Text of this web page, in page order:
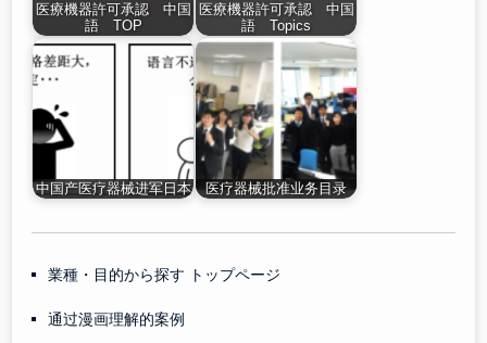
医療機器許可承認 中国
語 TOP
医療機器許可承認 中国
語 Topics
中国产医疗器械进军日本 医疗器械批准业务目录
業種・目的から探す トップページ
通过漫画理解的案例